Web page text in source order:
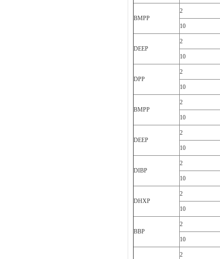
BMPP
2
10
DEEP
2
10
DPP
2
10
BMPP
2
10
DEEP
2
10
DIBP
2
10
DHXP
2
10
BBP
2
10
2